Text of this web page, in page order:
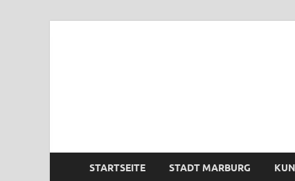
STARTSEITE STADT MARBURG